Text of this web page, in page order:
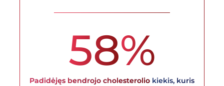
58%
Padidėjęs bendrojo cholesterolio kiekis, kuris